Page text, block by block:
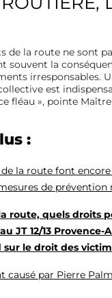
de la route ne sont
souvent la
irresponsables.
est
fléau », pointe
:
de la route font
de prévention
route, quels droits
JT 12/13 Provence-
sur le droit des
causé par Pierre